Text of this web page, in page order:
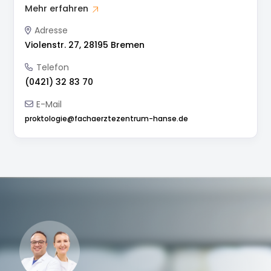
Mehr erfahren
Adresse
Violenstr. 27, 28195 Bremen
Telefon
(0421) 32 83 70
E-Mail
proktologie@fachaerztezentrum-hanse.de